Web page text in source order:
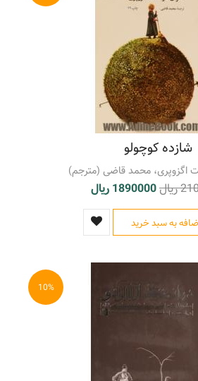
شازده کوچولو
اگزوپری، محمد قاضی (مترجم)
1890000 ریال
به سبد خرید
10%